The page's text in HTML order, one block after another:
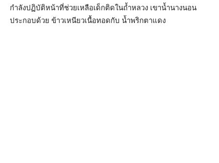
กำลังปฏิบัติหน้าที่ช่วยเหลือเด็กติดในถ้ำหลวง เขาน้ำนางนอน
ประกอบด้วย ข้าวเหนียวเนื้อทอดกับ น้ำพริกตาแดง